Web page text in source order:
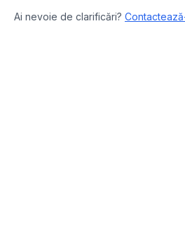
Ai nevoie de clarificări?